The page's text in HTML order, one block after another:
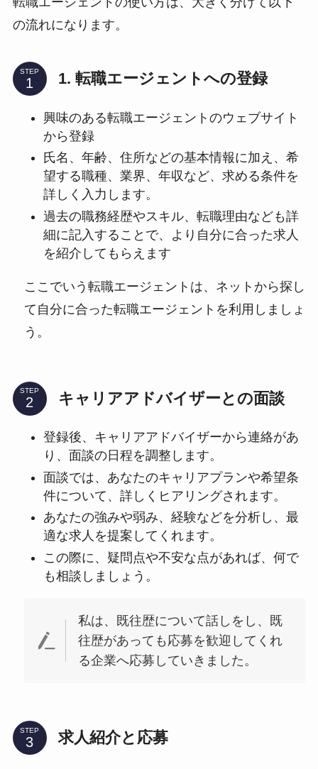
の流れになります。
STEP 1. 転職エージェントへの登録
興味のある転職エージェントのウェブサイト
から登録
氏名、年齢、住所などの基本情報に加え、希
望する職種、業界、年収など、求める条件を
詳しく入力します。
過去の職務経歴やスキル、転職理由なども詳
細に記入することで、より自分に合った求人
を紹介してもらえます
ここでいう転職エージェントは、ネットから探し
て自分に合った転職エージェントを利用しましょ
う。
STEP キャリアアドバイザーとの面談
登録後、キャリアアドバイザーから連絡があ
り、面談の日程を調整します。
面談では、あなたのキャリアプランや希望条
件について、詳しくヒアリングされます。
あなたの強みや弱み、経験などを分析し、最
適な求人を提案してくれます。
この際に、疑問点や不安な点があれば、何で
も相談しましょう。
私は、既往歴について話しをし、既
往歴があっても応募を歓迎してくれ
る企業へ応募していきました。
STEP 求人紹介と応募